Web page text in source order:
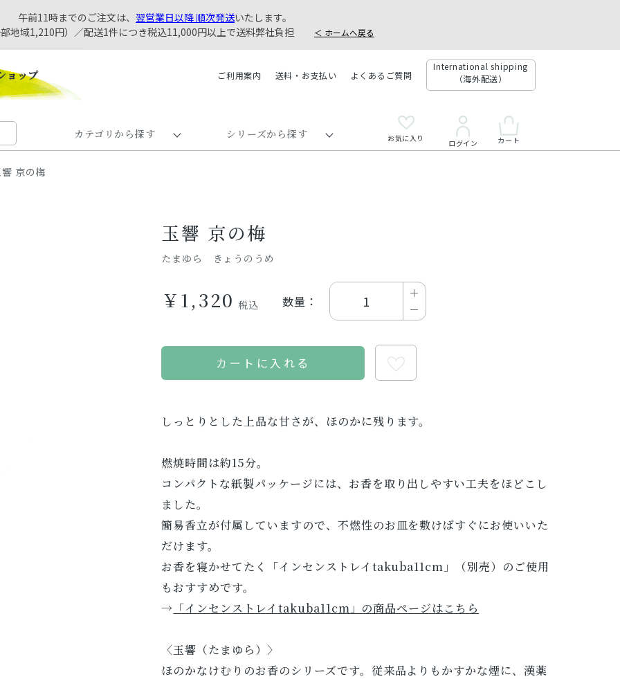
午前11時までのご注文は、 翌営業日以降 順次発送いたします。
地域1,210円）／配送1件につき税込11,000円以上で送料弊社負担
＜ ホームへ戻る
ご利用案内 送料・お支払い よくあるご質問
International shipping
（海外配送）
カテゴリから探す シリーズから探す お気に入り ログイン カート
京の梅
玉響 京の梅
たまゆら きょうのうめ
￥1,320 数量：
カートに入れる
しっとりとした上品な甘さが、ほのかに残ります。
燃焼時間は約15分。
コンパクトな紙製パッケージには、お香を取り出しやすい工夫をほどこし
ました。
簡易香立が付属していますので、不燃性のお皿を敷けばすぐにお使いいた
だけます。
お香を寝かせてたく「インセンストレイtakuba11cm」（別売）のご使用
もおすすめです。
→ 「インセンストレイtakuba11cm」の商品ページはこちら
〈玉響（たまゆら）〉
ほのかなけむりのお香のシリーズです。従来品よりもかすかな煙に、漢薬